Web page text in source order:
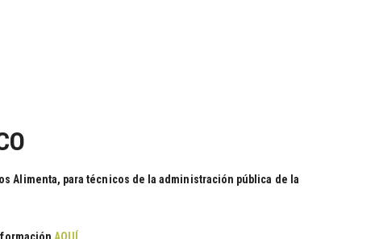
Alimenta, para técnicos de la administración pública de la